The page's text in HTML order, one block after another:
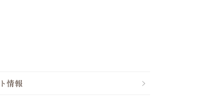
情報